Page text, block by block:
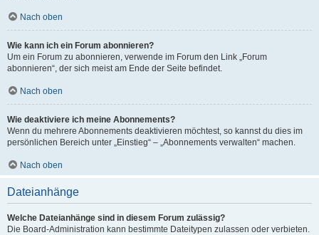
Nach oben
Wie kann ich ein Forum abonnieren?
Um ein Forum zu abonnieren, verwende im Forum den Link „Forum
abonnieren“, der sich meist am Ende der Seite befindet.
Nach oben
Wie deaktiviere ich meine Abonnements?
Wenn du mehrere Abonnements deaktivieren möchtest, so kannst du dies im
persönlichen Bereich unter „Einstieg“ – „Abonnements verwalten“ machen.
Nach oben
Dateianhänge
Welche Dateianhänge sind in diesem Forum zulässig?
Die Board-Administration kann bestimmte Dateitypen zulassen oder verbieten.